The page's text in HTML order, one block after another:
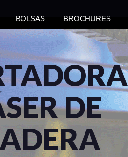
BOLSAS BROCHURES
DE